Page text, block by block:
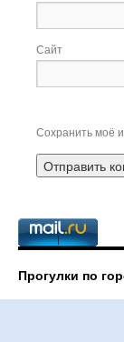
Сайт
Сохранить моё
Прогулки по